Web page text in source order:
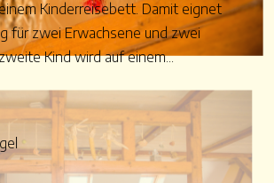
Kinderreisebett. Damit eignet
für zwei Erwachsene und zwei
Kind wird auf einem...